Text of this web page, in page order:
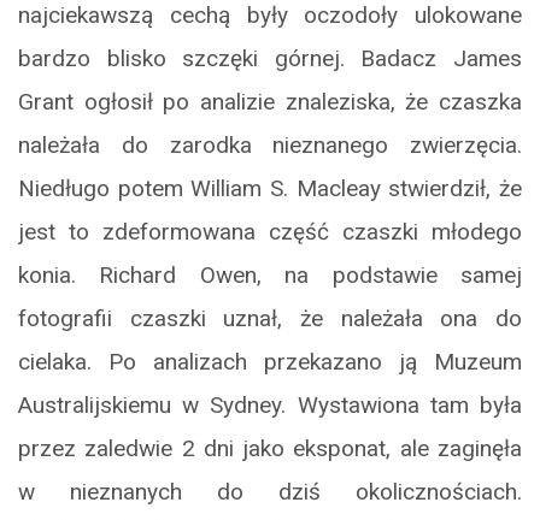
najciekawszą cechą były oczodoły ulokowane
bardzo blisko szczęki górnej. Badacz James
Grant ogłosił po analizie znaleziska, że czaszka
należała do zarodka nieznanego zwierzęcia.
Niedługo potem William S. Macleay stwierdził, że
jest to zdeformowana część czaszki młodego
konia. Richard Owen, na podstawie samej
fotografii czaszki uznał, że należała ona do
cielaka. Po analizach przekazano ją Muzeum
Australijskiemu w Sydney. Wystawiona tam była
przez zaledwie 2 dni jako eksponat, ale zaginęła
w nieznanych do dziś okolicznościach.